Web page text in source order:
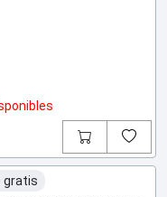
gratis